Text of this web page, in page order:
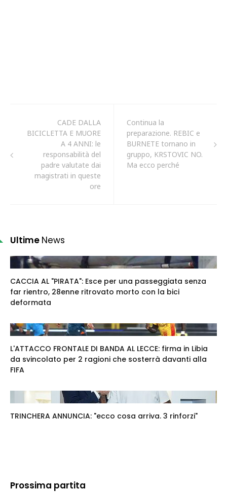
CADE DALLA
BICICLETTA E MUORE
A 4 ANNI: le
responsabilità del
padre valutate dai
magistrati in queste
ore
Continua la
preparazione. REBIC e
BURNETE tornano in
gruppo, KRSTOVIC NO.
Ma ecco perché
Ultime News
CACCIA AL "PIRATA": Esce per una passeggiata senza
far rientro, 28enne ritrovato morto con la bici
deformata
L'ATTACCO FRONTALE DI BANDA AL LECCE: firma in Libia
da svincolato per 2 ragioni che sosterrà davanti alla
FIFA
TRINCHERA ANNUNCIA: "ecco cosa arriva. 3 rinforzi"
Prossima partita